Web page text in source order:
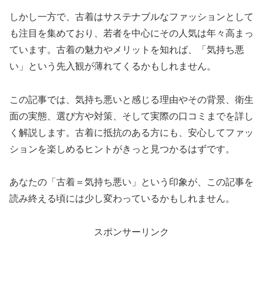
しかし一方で、古着はサステナブルなファッションとして
も注目を集めており、若者を中心にその人気は年々高まっ
ています。古着の魅力やメリットを知れば、「気持ち悪
い」という先入観が薄れてくるかもしれません。
この記事では、気持ち悪いと感じる理由やその背景、衛生
面の実態、選び方や対策、そして実際の口コミまでを詳し
く解説します。古着に抵抗のある方にも、安心してファッ
ションを楽しめるヒントがきっと見つかるはずです。
あなたの「古着＝気持ち悪い」という印象が、この記事を
読み終える頃には少し変わっているかもしれません。
スポンサーリンク